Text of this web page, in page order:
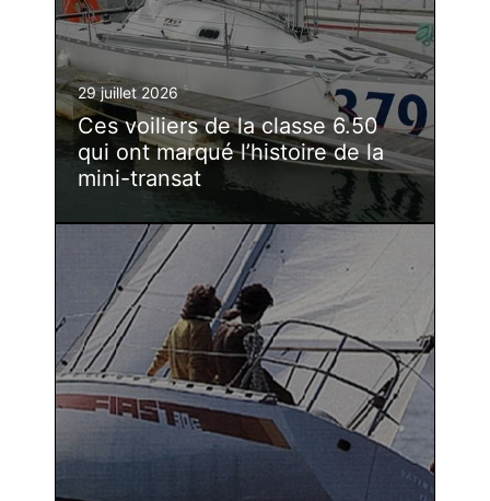
29 juillet 2026
Ces voiliers de la classe 6.50
qui ont marqué l’histoire de la
mini-transat